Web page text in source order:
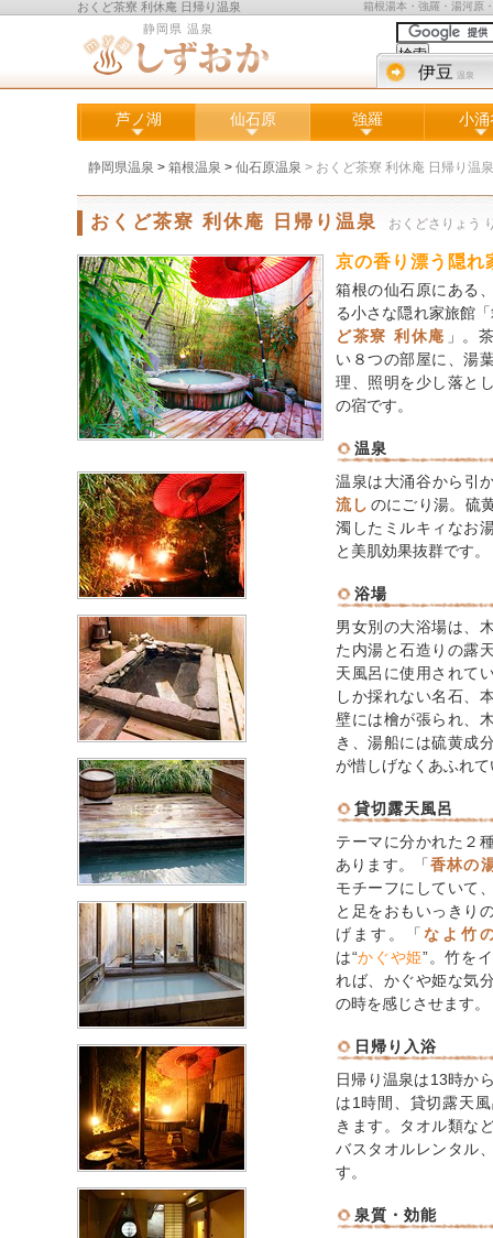
おくど茶寮 利休庵 日帰り温泉 箱根湯本・強羅・湯河原
静岡県 温泉
伊豆 温泉
芦ノ湖 仙石原 強羅 小涌
静岡県温泉 > 箱根温泉 > 仙石原温泉 > おくど茶寮 利休庵 日帰り温泉
おくど茶寮 利休庵 日帰り温泉 おくどさりょう
京の香り漂う隠れ
箱根の仙石原にある
る小さな隠れ家旅館
ど茶寮 利休庵 」。
い８つの部屋に、湯
理、照明を少し落と
の宿です。
温泉
温泉は大涌谷から引
流し のにごり湯。硫
濁したミルキィなお
と美肌効果抜群です。
浴場
男女別の大浴場は、
た内湯と石造りの露
天風呂に使用されて
しか採れない名石、
壁には檜が張られ、
き、湯船には硫黄成
が惜しげなくあふれ
貸切露天風呂
テーマに分かれた２
あります。「香林の
モチーフにしていて
と足をおもいっきり
げます。「 なよ竹
は“かぐや姫”。竹を
れば、かぐや姫な気
の時を感じさせます。
日帰り入浴
日帰り温泉は13時か
は1時間、貸切露天
きます。タオル類な
バスタオルレンタル
す。
泉質・効能